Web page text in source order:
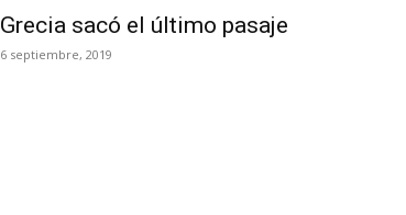
Grecia sacó el último pasaje
6 septiembre, 2019